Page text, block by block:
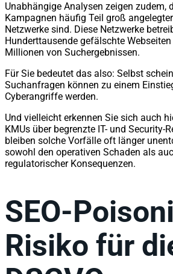
Unabhängige Analysen zeigen zudem,
Kampagnen häufig Teil groß
Netzwerke sind. Diese Netzwerke
Hunderttausende gefälschte
Millionen von Suchergebnissen.
Für Sie bedeutet das also: Selbst
Suchanfragen können zu einem
Cyberangriffe werden.
Und vielleicht erkennen Sie sich auch
KMUs über begrenzte IT- und Security-
bleiben solche Vorfälle oft länger
sowohl den operativen Schaden als
regulatorischer Konsequenzen.
SEO-
Risiko für